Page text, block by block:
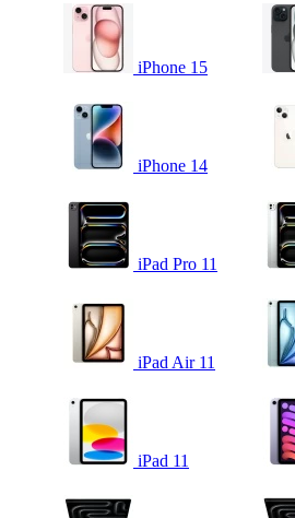
iPhone 15
iPhone 14
iPad Pro 11
iPad Air 11
iPad 11